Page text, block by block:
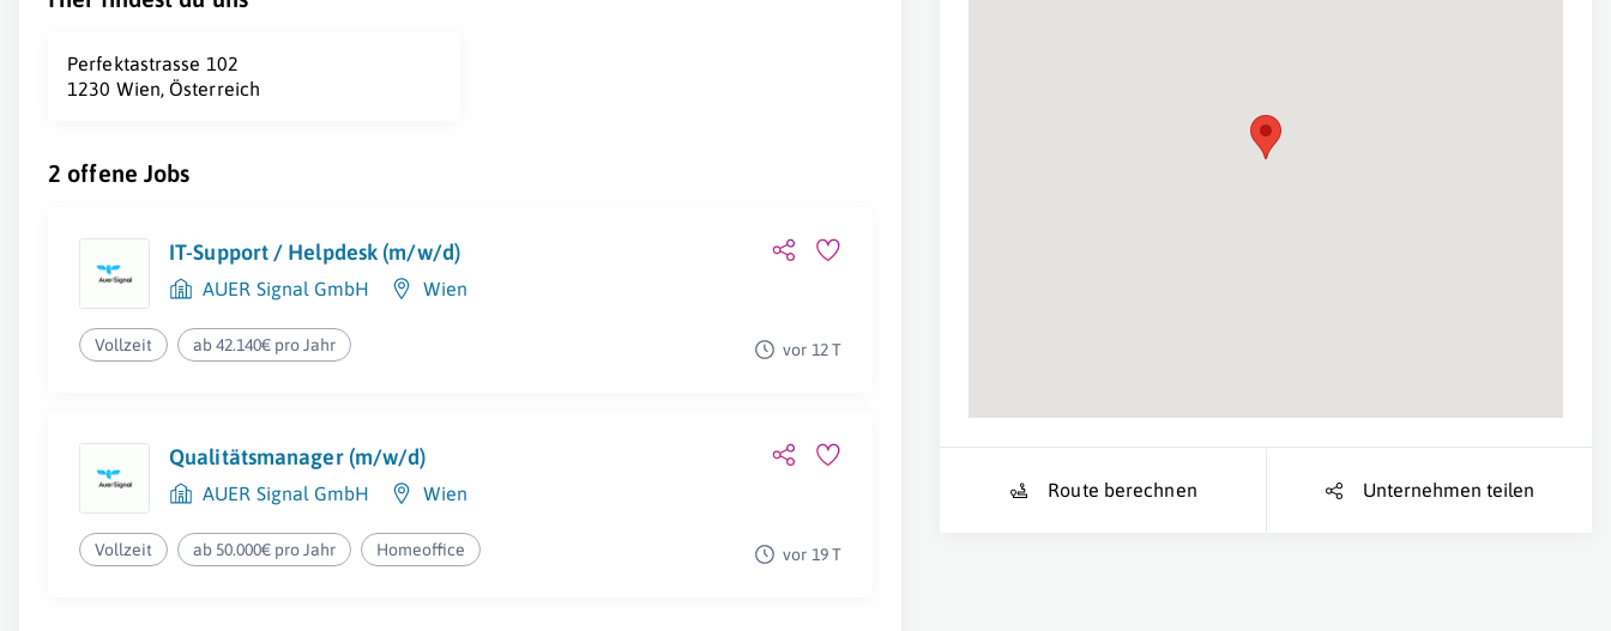
Perfektastrasse 102
1230 Wien, Österreich
2 offene Jobs
IT-Support / Helpdesk (m/w/d)
AUER Signal GmbH Wien
Vollzeit ab 42.140€ pro Jahr vor 12 T
Qualitätsmanager (m/w/d)
AUER Signal GmbH Wien
Vollzeit ab 50.000€ pro Jahr Homeoffice vor 19 T
Route berechnen Unternehmen teilen